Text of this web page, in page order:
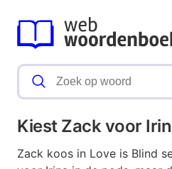
Kiest Zack voor
Zack koos in Love is Blind